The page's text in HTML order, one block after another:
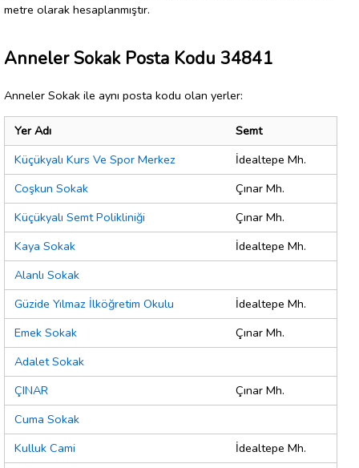
metre olarak hesaplanmıştır.
Anneler Sokak Posta Kodu 34841
Anneler Sokak ile aynı posta kodu olan yerler:
Yer Adı
Semt
Küçükyalı Kurs Ve Spor Merkez
İdealtepe Mh.
Coşkun Sokak
Çınar Mh.
Küçükyalı Semt Polikliniği
Çınar Mh.
Kaya Sokak
İdealtepe Mh.
Alanlı Sokak
Güzide Yılmaz İlköğretim Okulu
İdealtepe Mh.
Emek Sokak
Çınar Mh.
Adalet Sokak
ÇINAR
Çınar Mh.
Cuma Sokak
Kulluk Cami
İdealtepe Mh.